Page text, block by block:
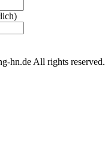
hn.de All rights reserved.